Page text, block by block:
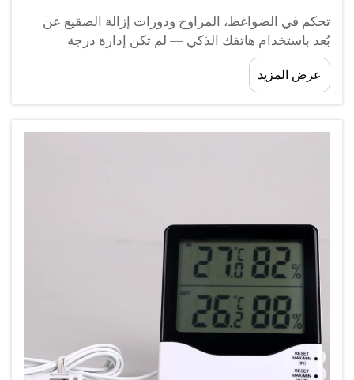
تحكم في الضواغط، المراوح ودورات إزالة الصقيع عن
بُعد باستخدام هاتفك الذكي — لم تكن إدارة درجة
الحرارة بهذه البساطة والكفاءة من قبل. هل سبق أن
اضطررت للذهاب عاجلاً إلى الموقع فقط لضبط درجة
حرارة غرفة باردة أو خزانة عرض أو في...
عرض المزيد